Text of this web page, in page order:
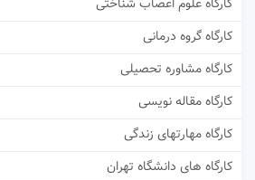
کارگاه گروه درمانی
کارگاه مشاوره تحصیلی
کارگاه مقاله نویسی
کارگاه مهارتهای زندگی
کارگاه های دانشگاه تهران